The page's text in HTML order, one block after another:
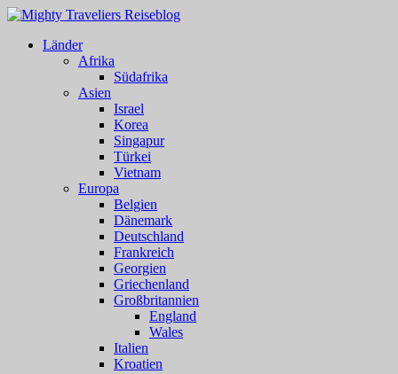
Länder
Afrika
Südafrika
Asien
Israel
Korea
Singapur
Türkei
Vietnam
Europa
Belgien
Dänemark
Deutschland
Frankreich
Georgien
Griechenland
Großbritannien
England
Wales
Italien
Kroatien